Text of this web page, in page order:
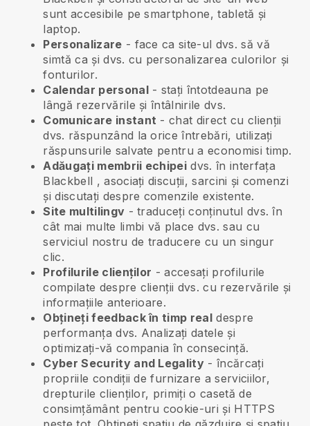
sunt accesibile pe smartphone, tabletă și
laptop.
Personalizare - face ca site-ul dvs. să vă
simtă ca și dvs. cu personalizarea culorilor și
fonturilor.
Calendar personal- stați întotdeauna pe
lângă rezervările și întâlnirile dvs.
Comunicare instant - chat direct cu clienții
dvs. răspunzând la orice întrebări, utilizați
răspunsurile salvate pentru a economisi timp.
Adăugați membrii echipei dvs. în interfața
Blackbell , asociați discuții, sarcini și comenzi
și discutați despre comenzile existente.
Site multilingv - traduceți conținutul dvs. în
cât mai multe limbi vă place dvs. sau cu
serviciul nostru de traducere cu un singur
clic.
Profilurile clienților - accesați profilurile
compilate despre clienții dvs. cu rezervările și
informațiile anterioare.
Obțineți feedback în timp real despre
performanța dvs. Analizați datele și
optimizați-vă compania în consecință.
Cyber Security and Legality - încărcați
propriile condiții de furnizare a serviciilor,
drepturile clienților, primiți o casetă de
consimțământ pentru cookie-uri și HTTPS